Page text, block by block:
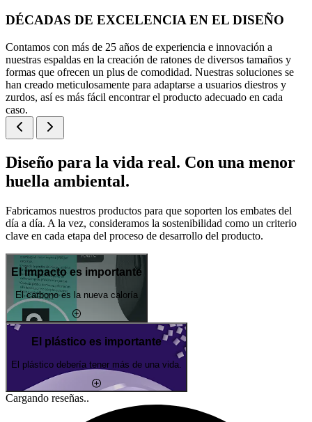
DÉCADAS DE EXCELENCIA EN EL DISEÑO
Contamos con más de 25 años de experiencia e innovación a
nuestras espaldas en la creación de ratones de diversos tamaños y
formas que ofrecen un plus de comodidad. Nuestras soluciones se
han creado meticulosamente para adaptarse a usuarios diestros y
zurdos, así es más fácil encontrar el producto adecuado en cada
caso.
Diseño para la vida real. Con una menor
huella ambiental.
Fabricamos nuestros productos para que soporten los embates del
día a día. A la vez, consideramos la sostenibilidad como un criterio
clave en cada etapa del proceso de desarrollo del producto.
El impacto es importante
El carbono es la nueva caloría
El plástico es importante
El plástico debería tener más de una vida.
Cargando reseñas..